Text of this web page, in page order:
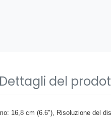
Dettagli del
16,8 cm (6.6"), Risoluzione del